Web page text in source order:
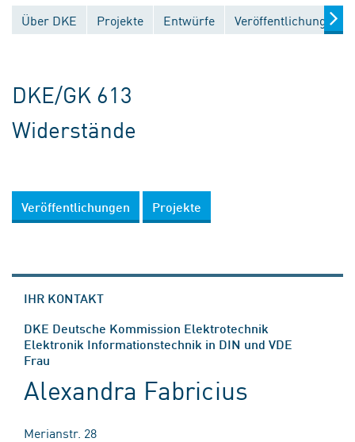
Über DKE Projekte Entwürfe Veröffentlichungen
DKE/GK 613
Widerstände
Veröffentlichungen Projekte
IHR KONTAKT
DKE Deutsche Kommission Elektrotechnik
Elektronik Informationstechnik in DIN und VDE
Frau
Alexandra Fabricius
Merianstr. 28